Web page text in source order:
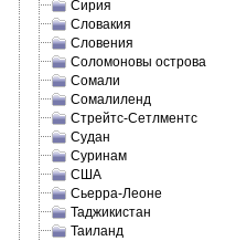
Сирия
Словакия
Словения
Соломоновы острова
Сомали
Сомалиленд
Стрейтс-Сетлментс
Судан
Суринам
США
Сьерра-Леоне
Таджикистан
Таиланд